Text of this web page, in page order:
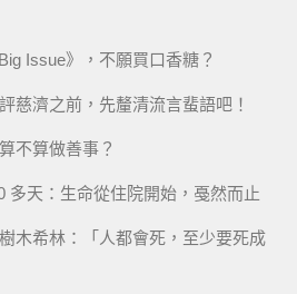
Issue》，不願買口香糖？
慈濟之前，先釐清流言蜚語吧！
不算做善事？
多天：生命從住院開始，戞然而止
木希林：「人都會死，至少要死成